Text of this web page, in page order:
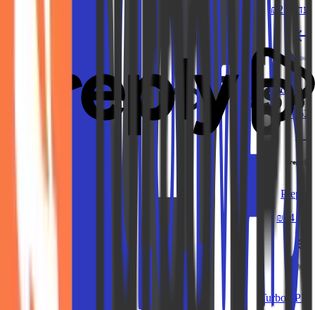
עד ₪225
Cloudways
₪162
Preply
עד ₪44
TurboVPN